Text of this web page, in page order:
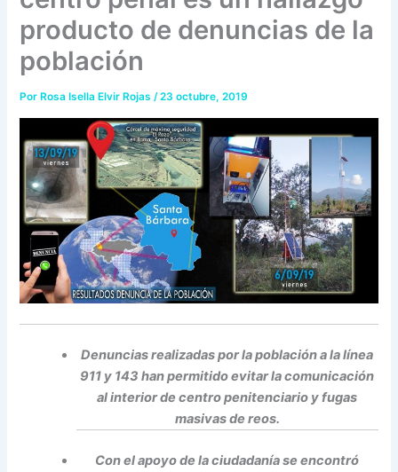
producto de denuncias de la
población
Por Rosa Isella Elvir Rojas/23 octubre, 2019
Denuncias realizadas por la población a la línea
911 y 143 han permitido evitar la comunicación
al interior de centro penitenciario y fugas
masivas de reos.
Con el apoyo de la ciudadanía se encontró